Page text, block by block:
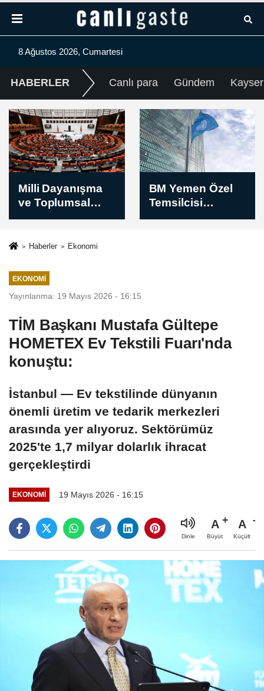
8 Ağustos 2026, Cumartesi
HABERLER Canlı para Gündem
BM Yemen Özel
Temsilcisi
Grundberg:
çaplı çatışma
karşıya
Filistin
topraklarını
gasbeden
Haberler Ekonomi
EKONOMI
Yayınlanma: 19 Mayıs 2026 - 16:15
TİM Başkanı Mustafa Gültepe
HOMETEX Ev Tekstili Fuarı'nda
konuştu:
İstanbul — Ev tekstilinde dünyanın
önemli üretim ve tedarik merkezleri
arasında yer alıyoruz. Sektörümüz
2025'te 1,7 milyar dolarlık ihracat
gerçekleştirdi
EKONOMI 19 Mayıs 2026 - 16:15
Dinle
A
Büyüt
A
Küçült